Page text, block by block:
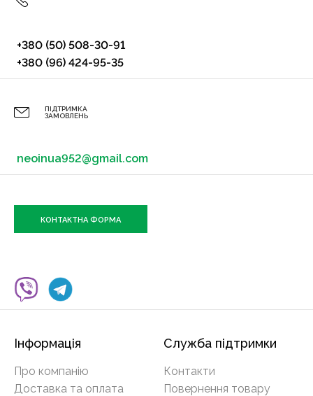
+380 (50) 508-30-91
+380 (96) 424-95-35
ПІДТРИМКА
ЗАМОВЛЕНЬ
neoinua952@gmail.com
КОНТАКТНА ФОРМА
Інформація
Про компанію
Доставка та оплата
Служба підтримки
Контакти
Повернення товару